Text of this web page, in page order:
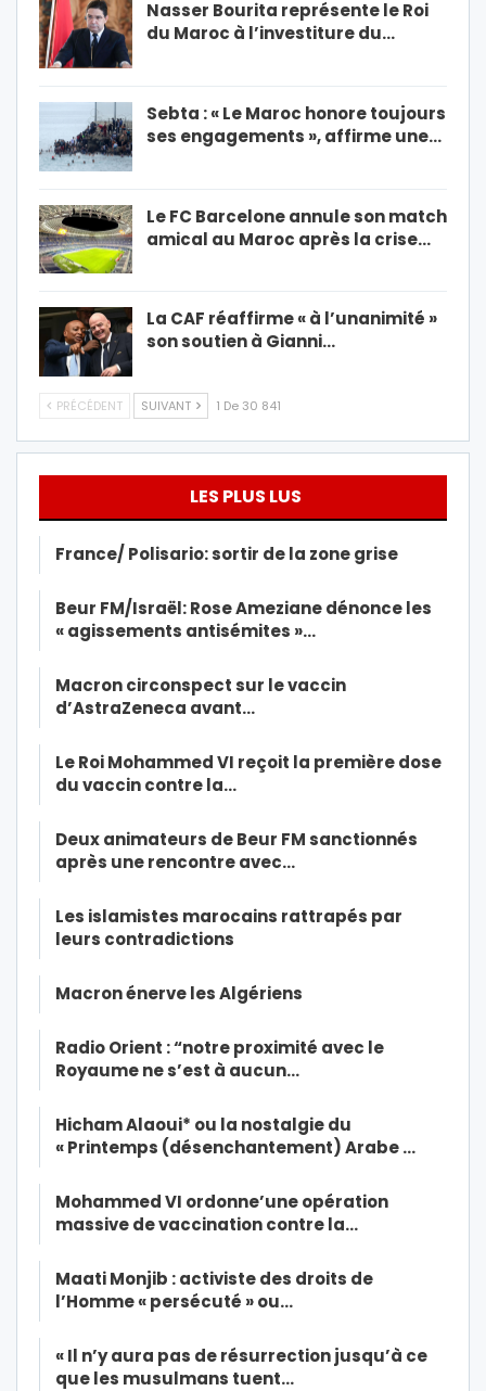
Nasser Bourita représente le Roi
du Maroc à l’investiture du…
Sebta : « Le Maroc honore toujours
ses engagements », affirme une…
Le FC Barcelone annule son match
amical au Maroc après la crise…
La CAF réaffirme « à l’unanimité »
son soutien à Gianni…
PRÉCÉDENT SUIVANT 1 De 30 841
LES PLUS LUS
France/ Polisario: sortir de la zone grise
Beur FM/Israël: Rose Ameziane dénonce les
« agissements antisémites »…
Macron circonspect sur le vaccin
d’AstraZeneca avant…
Le Roi Mohammed VI reçoit la première dose
du vaccin contre la…
Deux animateurs de Beur FM sanctionnés
après une rencontre avec…
Les islamistes marocains rattrapés par
leurs contradictions
Macron énerve les Algériens
Radio Orient : “notre proximité avec le
Royaume ne s’est à aucun…
Hicham Alaoui* ou la nostalgie du
« Printemps (désenchantement) Arabe …
Mohammed VI ordonne’une opération
massive de vaccination contre la…
Maati Monjib : activiste des droits de
l’Homme « persécuté » ou…
« Il n’y aura pas de résurrection jusqu’à ce
que les musulmans tuent…